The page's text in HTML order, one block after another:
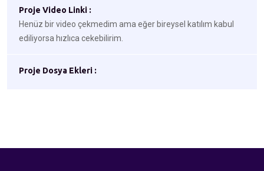
Proje Video Linki :
Henüz bir video çekmedim ama eğer bireysel katılım kabul
ediliyorsa hızlıca cekebilirim.
Proje Dosya Ekleri :